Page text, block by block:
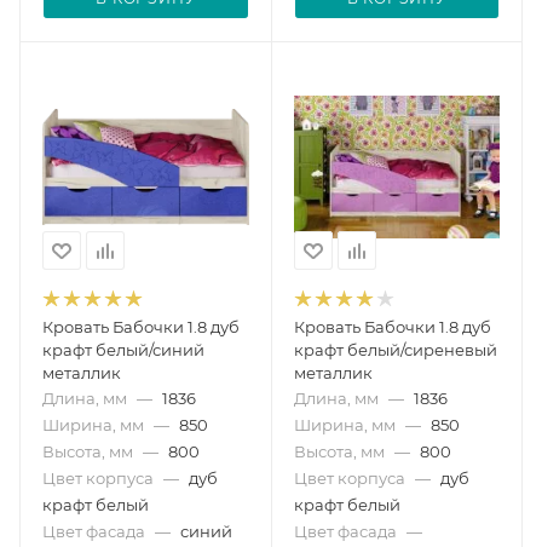
Кровать Бабочки 1.8 дуб
крафт белый/синий
металлик
Длина, мм — 1836
Ширина, мм — 850
Высота, мм — 800
Цвет корпуса — дуб
крафт белый
Цвет фасада — синий
Кровать Бабочки 1.8 дуб
крафт белый/сиреневый
металлик
Длина, мм — 1836
Ширина, мм — 850
Высота, мм — 800
Цвет корпуса — дуб
крафт белый
Цвет фасада —